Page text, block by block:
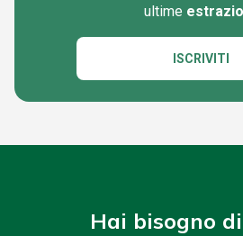
ultime
ISCRIVITI
Hai bisogno